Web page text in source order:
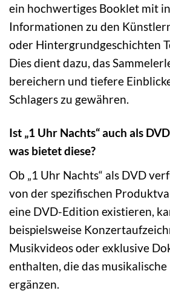
ein hochwertiges Booklet mit
Informationen zu den
oder Hintergrundgeschichten
Dies dient dazu, das
bereichern und tiefere
Schlagers zu gewähren.
Ist „1 Uhr Nachts“ auch als
was bietet diese?
Ob „1 Uhr Nachts“ als DVD
von der spezifischen
eine DVD-Edition existieren,
beispielsweise
Musikvideos oder exklusive
enthalten, die das
ergänzen.